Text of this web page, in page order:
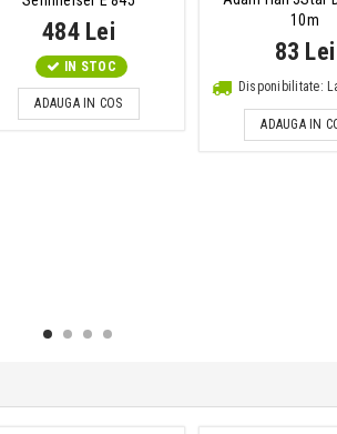
484 Lei
IN STOC
ADAUGA IN COS
10m
83 Lei
Disponibilitate:
ADAUGA IN